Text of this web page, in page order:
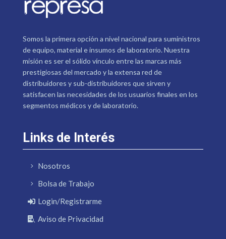
Somos la primera opción a nivel nacional para suministros
de equipo, material e insumos de laboratorio. Nuestra
misión es ser el sólido vínculo entre las marcas más
prestigiosas del mercado y la extensa red de
distribuidores y sub-distribuidores que sirven y
satisfacen las necesidades de los usuarios finales en los
segmentos médicos y de laboratorio.
Links de Interés
Nosotros
Bolsa de Trabajo
Login/Registrarme
Aviso de Privacidad